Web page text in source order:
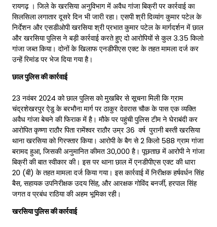
रायगढ़ । जिले के खरसिया अनुविभाग में अवैध गांजा बिक्री पर कार्रवाई का
सिलसिला लगातार दूसरे दिन भी जारी रहा। एसपी श्री दिव्यांग कुमार पटेल के
निर्देशन और एसडीओपी खरसिया श्री प्रभात कुमार पटेल के मार्गदर्शन में छाल
और खरसिया पुलिस ने बड़ी कार्रवाई करते हुए दो आरोपियों से कुल 3.35 किलो
गांजा जब्त किया। दोनों के खिलाफ एनडीपीएस एक्ट के तहत मामला दर्ज कर
उन्हें रिमांड पर भेज दिया गया है।
छाल पुलिस की कार्रवाई
23 नवंबर 2024 को छाल पुलिस को मुखबिर से सूचना मिली कि ग्राम
चंद्रशेखरपुर ऐडु के बरभौना मार्ग पर ठाकुर देवरास चौक के पास एक व्यक्ति
अवैध गांजा बेचने की फिराक में है। मौके पर पहुंची पुलिस टीम ने घेराबंदी कर
आरोपित कृष्णा राठौर पिता रामेंश्वर राठौर उम्र 36 वर्ष पुरानी बस्ती खरसिया
थाना खरसिया को गिरफ्तार किया। आरोपी के बैग से 2 किलो 588 ग्राम गांजा
बरामद हुआ, जिसकी अनुमानित कीमत ₹30,000 है। पूछताछ में आरोपी ने गांजा
बिक्री की बात स्वीकार की। इस पर थाना छाल में एनडीपीएस एक्ट की धारा
20 (बी) के तहत मामला दर्ज किया गया। इस कार्रवाई में निरीक्षक हर्षवर्धन सिंह
बैस, सहायक उपनिरीक्षक उदय सिंह, और आरक्षक गोविंद बनर्जी, हरपाल सिंह
जगत व प्रबंध राठिया की अहम भूमिका रही।
खरसिया पुलिस की कार्रवाई